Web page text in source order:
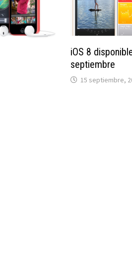
iOS 8
septiembre
15 septiembre,